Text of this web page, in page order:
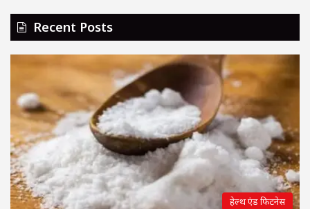
Recent Posts
हेल्थ एंड फिटनेस